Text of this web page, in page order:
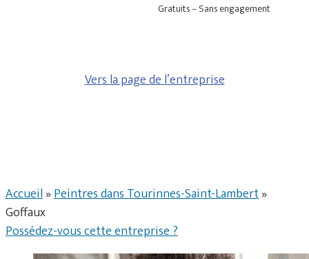
Gratuits – Sans engagement
Vers la page de l’entreprise
Accueil»Peintres dans Tourinnes-Saint-Lambert»
Goffaux
Possédez-vous cette entreprise ?